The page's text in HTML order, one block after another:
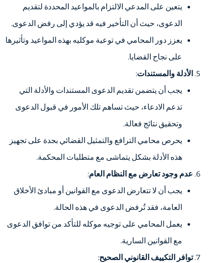
يتعين على المدعي الالتزام بالمواعيد المحددة لتقديم
الدعوى، حيث أن التأخير فيه قد يؤدي إلى رفض الدعوى.
يعزز دور المحامي في توعية موكليه بهذه المواعيد وتأثيرها
على نجاح القضايا.
الأدلة والمستندات:
يجب أن يتضمن تقديم الدعوى المستندات والأدلة التي
تدعم الادعاء، حيث تساهم تلك الأمور في قبول الدعوى
وتحقيق نتائج فعالة.
يحرص محامي الترافع والتمثيل القضائي بجدة على تجهيز
هذه الأدلة بشكل يتماشى مع متطلبات المحكمة.
عدم وجود تعارض مع النظام العام:
يجب أن لا تتعارض الدعوى مع القوانين أو مبادئ الأخلاق
العامة، فقد تُرفض الدعوى في هذه الحالة.
يعمل المحامي على توجيه موكله للتأكد من توافق الدعوى
مع القوانين السارية.
توافر التكييف القانوني الصحيح: